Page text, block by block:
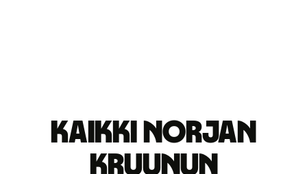
Kaikki Norjan
kruunun